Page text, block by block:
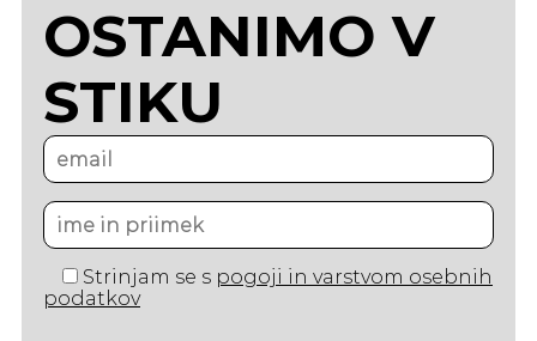
OSTANIMO V
STIKU
Strinjam se s pogoji in varstvom osebnih
podatkov